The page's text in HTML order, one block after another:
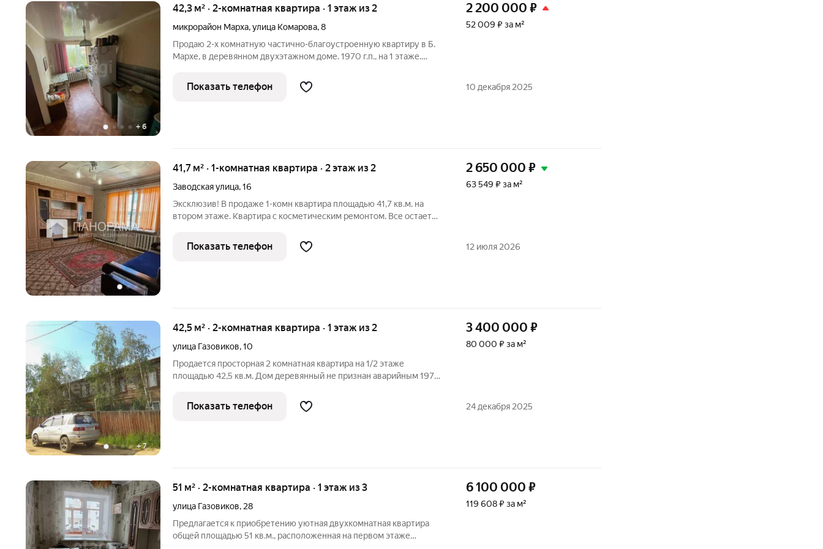
+ 6
42,3 м² · 2-комнатная квартира · 1 этаж из 2
микрорайон Марха,улица Комарова,8
Продаю 2-х комнатную частично-благоустроенную квартиру в Б.
Мархе, в деревянном двухэтажном доме. 1970 г.п., на 1 этаже.
палисадника огорожена, имеется деревянный гараж, туалет на
улице. Рядом
2 200 000 ₽
52 009 ₽ за м²
Показать телефон 10 декабря 2025
41,7 м² · 1-комнатная квартира · 2 этаж из 2
Заводская улица,16
Эксклюзив! В продаже 1-комн квартира площадью 41,7 кв.м. на
втором этаже. Квартира с косметическим ремонтом. Все остается
Дом не повело. Аварийный. Показ в любое время, ключи на руках.
2 650 000 ₽
63 549 ₽ за м²
Показать телефон 12 июля 2026
+7
42,5 м² · 2-комнатная квартира · 1 этаж из 2
улица Газовиков,10
Продается просторная 2 комнатная квартира на 1/2 этаже
площадью 42,5 кв.м. Дом деревянный не признан аварийным 1973
уютная и теплая. Вся мебель и техника остается. Подъезд чистый,
тихие
3 400 000 ₽
80 000 ₽ за м²
Показать телефон 24 декабря 2025
51 м² · 2-комнатная квартира · 1 этаж из 3
улица Газовиков, 28
Предлагается к приобретению уютная двухкомнатная квартира
общей площадью 51 кв.м., расположенная на первом этаже
6 100 000 ₽
119 608 ₽ за м²